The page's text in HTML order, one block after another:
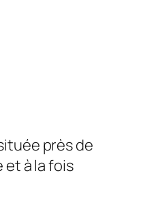
près de
et à la fois